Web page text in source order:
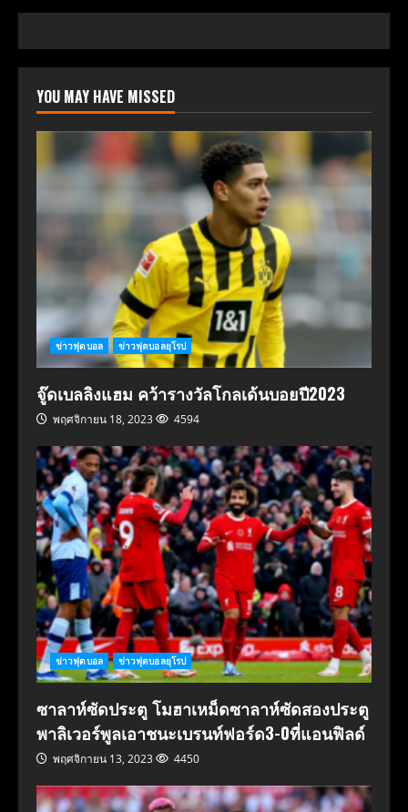
YOU MAY HAVE MISSED
ข่าวฟุตบอล ข่าวฟุตบอลยุโรป
จู๊ดเบลลิงแฮม คว้ารางวัลโกลเด้นบอยปี2023
พฤศจิกายน 18, 2023 4594
ข่าวฟุตบอล ข่าวฟุตบอลยุโรป
ซาลาห์ซัดประตู โมฮาเหม็ดซาลาห์ซัดสองประตู
พาลิเวอร์พูลเอาชนะเบรนท์ฟอร์ด3-0ที่แอนฟิลด์
พฤศจิกายน 13, 2023 4450